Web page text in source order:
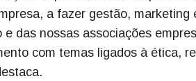
a fazer gestão,
e das nossas associações
com temas ligados à ética,